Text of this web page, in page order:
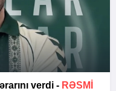
verdi - RƏSMİ